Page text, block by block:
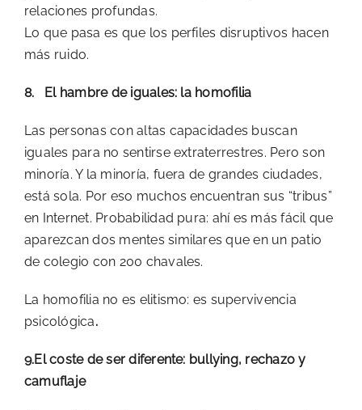
relaciones profundas.
Lo que pasa es que los perfiles disruptivos hacen
más ruido.
8. El hambre de iguales: la homofilia
Las personas con altas capacidades buscan
iguales para no sentirse extraterrestres. Pero son
minoría. Y la minoría, fuera de grandes ciudades,
está sola. Por eso muchos encuentran sus “tribus”
en Internet. Probabilidad pura: ahí es más fácil que
aparezcan dos mentes similares que en un patio
de colegio con 200 chavales.
La homofilia no es elitismo: es supervivencia
psicológica.
9.El coste de ser diferente: bullying, rechazo y
camuflaje